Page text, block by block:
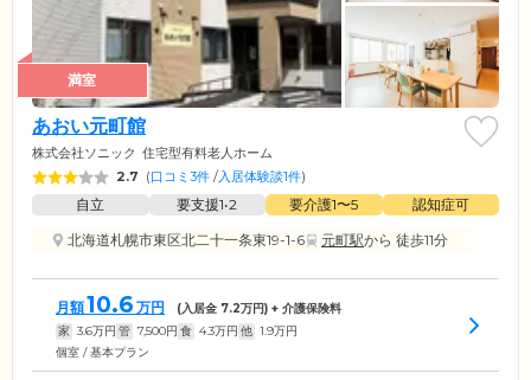
満室
あおい元町館
株式会社ソニック 住宅型有料老人ホーム
2.7 (口コミ3件 /入居体験談1件)
自立 要支援1•2 要介護1〜5
認知症可
北海道札幌市東区北二十一条東19-1-6
元町駅から 徒歩11分
月額10.6 万円 (入居金 7.2万円) + 介護保険料
家 3.6万円 管 7,500円 食 4.3万円 他 1.9万円
個室 / 基本プラン